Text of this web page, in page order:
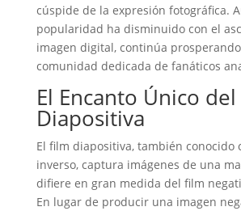
cúspide de la expresión fotográfica.
popularidad ha disminuido con el
imagen digital, continúa
comunidad dedicada de fanáticos
El Encanto Único
Diapositiva
El film diapositiva, también conocido
inverso, captura imágenes de una
difiere en gran medida del film
En lugar de producir una imagen